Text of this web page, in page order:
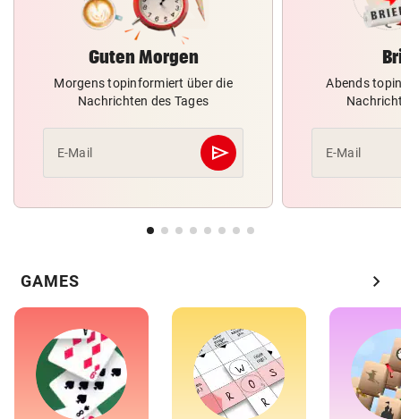
Guten Morgen
Morgens topinformiert über die
Nachrichten des Tages
E-Mail send
Abschicken
Abends
E-Mail
GAMES chevron_right